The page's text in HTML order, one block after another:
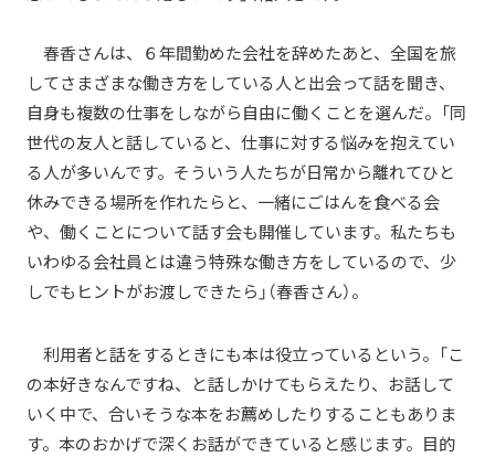
春香さんは、６年間勤めた会社を辞めたあと、全国を旅
してさまざまな働き方をしている人と出会って話を聞き、
自身も複数の仕事をしながら自由に働くことを選んだ。「同
世代の友人と話していると、仕事に対する悩みを抱えてい
る人が多いんです。そういう人たちが日常から離れてひと
休みできる場所を作れたらと、一緒にごはんを食べる会
や、働くことについて話す会も開催しています。私たちも
いわゆる会社員とは違う特殊な働き方をしているので、少
しでもヒントがお渡しできたら」（春香さん）。
利用者と話をするときにも本は役立っているという。「こ
の本好きなんですね、と話しかけてもらえたり、お話して
いく中で、合いそうな本をお薦めしたりすることもありま
す。本のおかげで深くお話ができていると感じます。目的